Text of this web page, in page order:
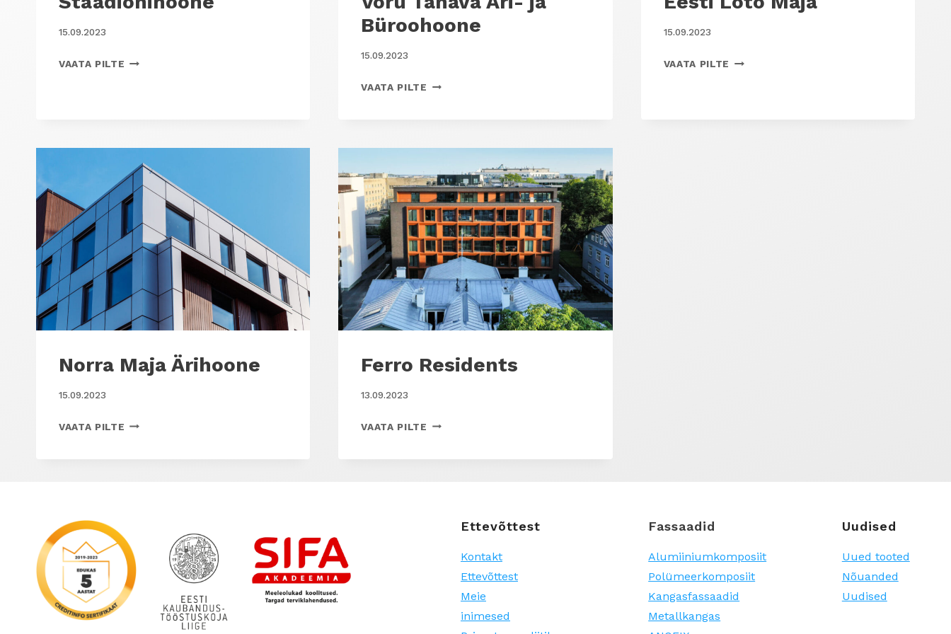
15.09.2023
VAATA PILTE STAADIONIHOONE
Büroohoone
15.09.2023
VAATA PILTE VÕRU
BÜROOHOONE
15.09.2023
VAATA PILTE EESTI
Norra Maja Ärihoone
15.09.2023
VAATA PILTE NORRA
Ferro Residents
13.09.2023
VAATA PILTE FERRO
Ettevõttest
Kontakt
Ettevõttest
Meie
inimesed
Fassaadid
Alumiiniumkomposiit
Polümeerkomposiit
Kangasfassaadid
Metallkangas
Uudised
Uued tooted
Nõuanded
Uudised